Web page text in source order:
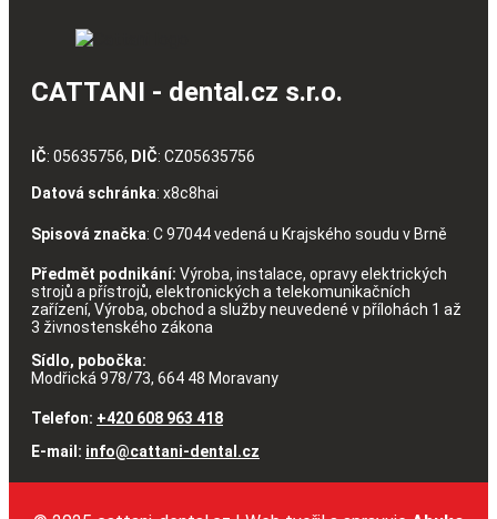
CATTANI - dental.cz s.r.o.
IČ: 05635756, DIČ: CZ05635756
Datová schránka: x8c8hai
Spisová značka: C 97044 vedená u Krajského soudu v Brně
Předmět podnikání: Výroba, instalace, opravy elektrických
strojů a přístrojů, elektronických a telekomunikačních
zařízení, Výroba, obchod a služby neuvedené v přílohách 1 až
3 živnostenského zákona
Sídlo, pobočka:
Modřická 978/73, 664 48 Moravany
Telefon: +420 608 963 418
E-mail: info@cattani-dental.cz